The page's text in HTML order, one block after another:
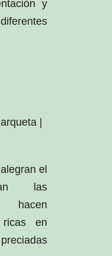
y
|
el
las
hacen
en